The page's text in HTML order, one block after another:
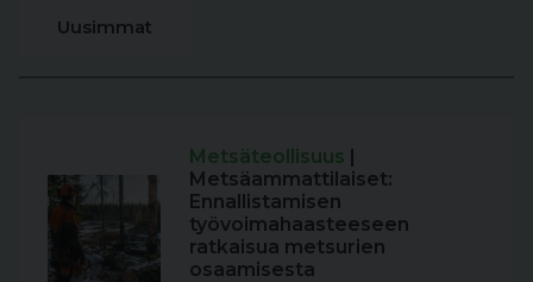
Uusimmat
Metsäteollisuus |
Metsäammattilaiset:
Ennallistamisen
työvoimahaasteeseen
ratkaisua metsurien
osaamisesta